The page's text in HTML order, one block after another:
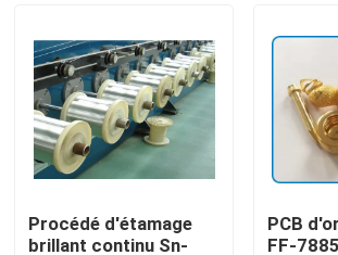
À propos de nous
Visite de l'usine
Procédé d'étamage
brillant continu Sn-
PCB
FF-